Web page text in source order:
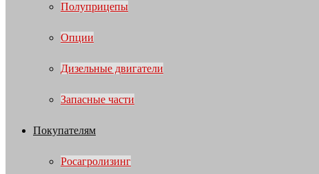
Полуприцепы
Опции
Дизельные двигатели
Запасные части
Покупателям
Росагролизинг